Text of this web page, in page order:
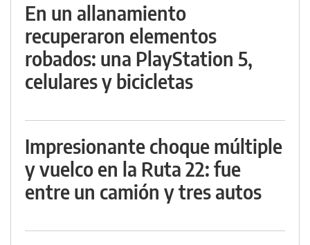
En un allanamiento
recuperaron elementos
robados: una PlayStation 5,
celulares y bicicletas
Impresionante choque múltiple
y vuelco en la Ruta 22: fue
entre un camión y tres autos